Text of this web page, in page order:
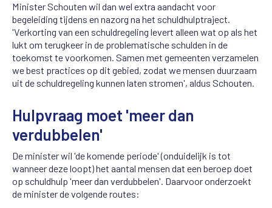
Minister Schouten wil dan wel extra aandacht voor
begeleiding tijdens en nazorg na het schuldhulptraject.
'Verkorting van een schuldregeling levert alleen wat op als het
lukt om terugkeer in de problematische schulden in de
toekomst te voorkomen. Samen met gemeenten verzamelen
we best practices op dit gebied, zodat we mensen duurzaam
uit de schuldregeling kunnen laten stromen', aldus Schouten.
Hulpvraag moet 'meer dan
verdubbelen'
De minister wil 'de komende periode' (onduidelijk is tot
wanneer deze loopt) het aantal mensen dat een beroep doet
op schuldhulp 'meer dan verdubbelen'. Daarvoor onderzoekt
de minister de volgende routes: